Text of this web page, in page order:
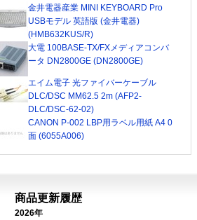
金井電器産業 MINI KEYBOARD Pro
USBモデル 英語版 (金井電器)
(HMB632KUS/R)
大電 100BASE-TX/FXメディアコンバ
ータ DN2800GE (DN2800GE)
エイム電子 光ファイバーケーブル
DLC/DSC MM62.5 2m (AFP2-
DLC/DSC-62-02)
CANON P-002 LBP用ラベル用紙 A4 0
面 (6055A006)
商品更新履歴
2026年